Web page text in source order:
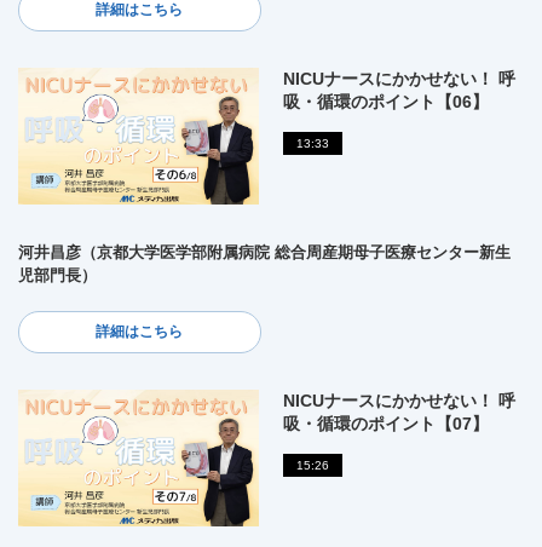
詳細はこちら
NICUナースにかかせない！ 呼
吸・循環のポイント【06】
13:33
河井昌彦（京都大学医学部附属病院 総合周産期母子医療センター新生
児部門長）
詳細はこちら
NICUナースにかかせない！ 呼
吸・循環のポイント【07】
15:26